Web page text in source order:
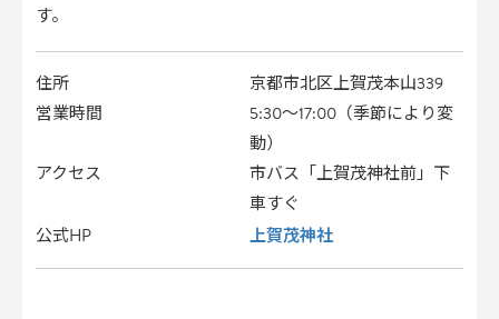
す。
住所
京都市北区上賀茂本山339
営業時間
5:30〜17:00（季節により変
動）
アクセス
市バス「上賀茂神社前」下
車すぐ
公式HP
上賀茂神社